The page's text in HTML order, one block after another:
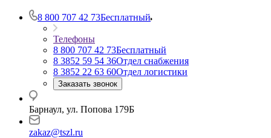
8 800 707 42 73Бесплатный
Телефоны
8 800 707 42 73Бесплатный
8 3852 59 54 36Отдел снабжения
8 3852 22 63 60Отдел логистики
Заказать звонок
Барнаул, ул. Попова 179Б
zakaz@tszl.ru